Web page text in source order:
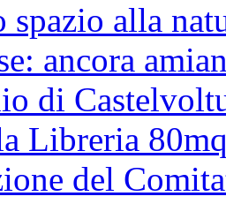
spazio alla
ancora
di
Libreria
del